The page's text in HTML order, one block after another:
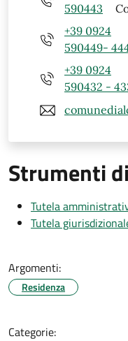
590443
+39 0924
590449-
+39 0924
590432 -
Strumenti
Tutela
Tutela
Argomenti:
Residenza
Categorie: